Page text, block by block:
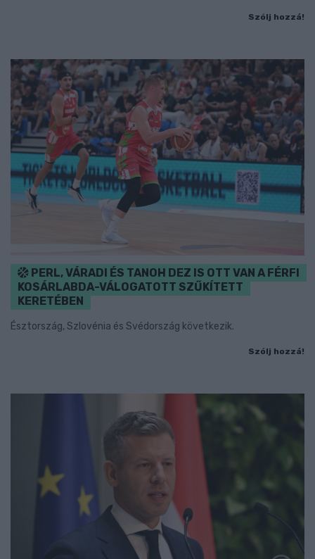
Szólj hozzá!
PERL, VÁRADI ÉS TANOH DEZ IS OTT VAN A FÉRFI
KOSÁRLABDA-VÁLOGATOTT SZŰKÍTETT
KERETÉBEN
Észtország, Szlovénia és Svédország következik.
Szólj hozzá!